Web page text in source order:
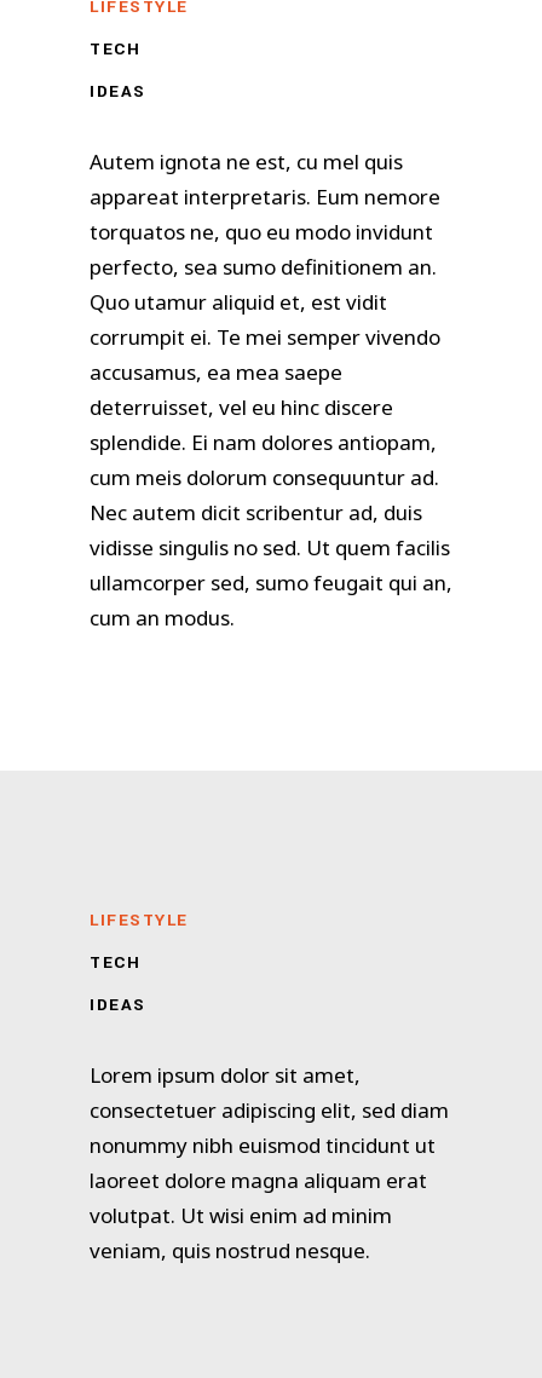
LIFESTYLE
TECH
IDEAS
Autem ignota ne est, cu mel quis
appareat interpretaris. Eum nemore
torquatos ne, quo eu modo invidunt
perfecto, sea sumo definitionem an.
Quo utamur aliquid et, est vidit
corrumpit ei. Te mei semper vivendo
accusamus, ea mea saepe
deterruisset, vel eu hinc discere
splendide. Ei nam dolores antiopam,
cum meis dolorum consequuntur ad.
Nec autem dicit scribentur ad, duis
vidisse singulis no sed. Ut quem facilis
ullamcorper sed, sumo feugait qui an,
cum an modus.
LIFESTYLE
TECH
IDEAS
Lorem ipsum dolor sit amet,
consectetuer adipiscing elit, sed diam
nonummy nibh euismod tincidunt ut
laoreet dolore magna aliquam erat
volutpat. Ut wisi enim ad minim
veniam, quis nostrud nesque.